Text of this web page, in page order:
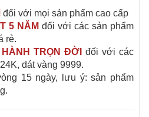
đối với mọi sản phẩm cao cấp
5 NĂM đối với các sản phẩm
rẻ.
TRỌN ĐỜI đối với các
dát vàng 9999.
15 ngày, lưu ý: sản phẩm